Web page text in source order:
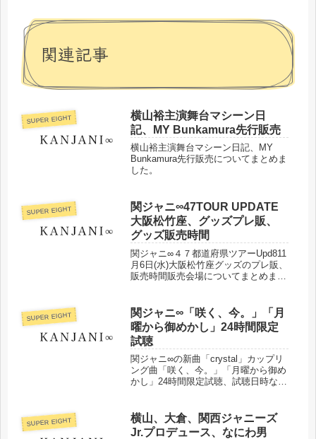
関連記事
SUPER EIGHT
横山裕主演舞台マシーン日
記、MY Bunkamura先行販売
横山裕主演舞台マシーン日記、MY
Bunkamura先行販売についてまとめま
した。
SUPER EIGHT
関ジャニ∞47TOUR UPDATE
大阪松竹座、グッズプレ販、
グッズ販売時間
関ジャニ∞４７都道府県ツアーUpd811
月6日(水)大阪松竹座グッズのプレ販、
販売時間販売会場についてまとめまし
SUPER EIGHT
関ジャニ∞「咲く、今。」「月
曜から御めかし」24時間限定
試聴
関ジャニ∞の新曲「crystal」カップリ
ング曲「咲く、今。」「月曜から御め
かし」24時間限定試聴、試聴日時など
SUPER EIGHT
横山、大倉、関西ジャニーズ
Jr.プロデュース、なにわ男